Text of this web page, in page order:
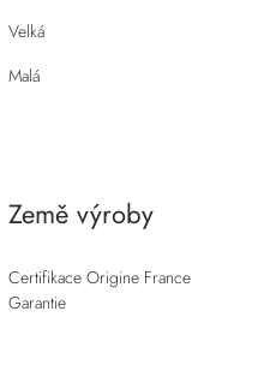
Velká
Malá
Země výroby
Certifikace Origine France
Garantie